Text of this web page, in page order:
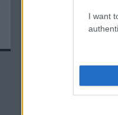
I want
A Samsung
Active